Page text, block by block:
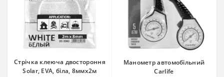
Стрічка клеюча двостороння
Solar, EVA, біла, 8ммx2м
Манометр автомобільний
Carlife